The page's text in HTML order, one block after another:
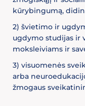
kūrybingumą,
2) švietimo ir
ugdymo studijas ir
moksleiviams ir
3) visuomenės
arba
žmogaus